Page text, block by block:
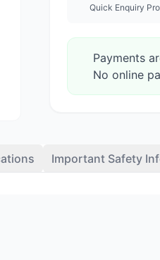
Quick Enquiry
Payments
No online
Important Safety